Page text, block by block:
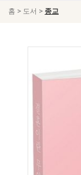
홈 > 도서 > 종교